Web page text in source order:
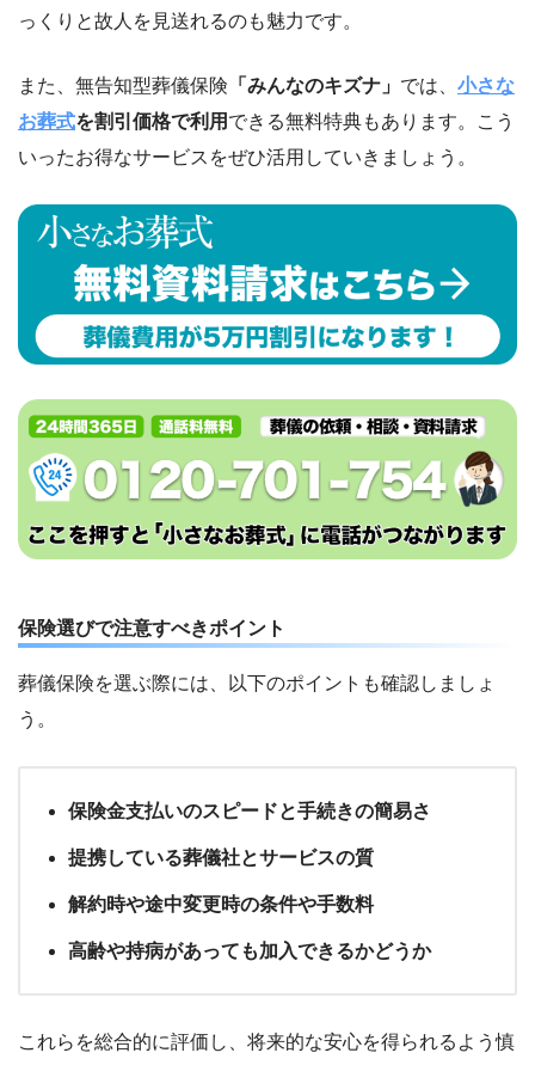
っくりと故人を見送れるのも魅力です。
また、無告知型葬儀保険 「みんなのキズナ」 では、 小さな
お葬式を割引価格で利用 できる無料特典もあります。こう
いったお得なサービスをぜひ活用していきましょう。
保険選びで注意すべきポイント
葬儀保険を選ぶ際には、以下のポイントも確認しましょ
う。
保険金支払いのスピードと手続きの簡易さ
提携している葬儀社とサービスの質
解約時や途中変更時の条件や手数料
高齢や持病があっても加入できるかどうか
これらを総合的に評価し、将来的な安心を得られるよう慎